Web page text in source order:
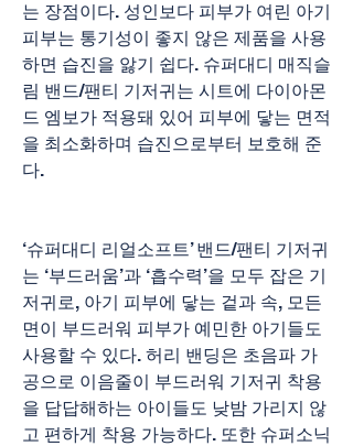
는 장점이다. 성인보다 피부가 여린 아기
피부는 통기성이 좋지 않은 제품을 사용
하면 습진을 앓기 쉽다. 슈퍼대디 매직슬
림 밴드/팬티 기저귀는 시트에 다이아몬
드 엠보가 적용돼 있어 피부에 닿는 면적
을 최소화하며 습진으로부터 보호해 준
다.
‘슈퍼대디 리얼소프트’ 밴드/팬티 기저귀
는 ‘부드러움’과 ‘흡수력’을 모두 잡은 기
저귀로, 아기 피부에 닿는 겉과 속, 모든
면이 부드러워 피부가 예민한 아기들도
사용할 수 있다. 허리 밴딩은 초음파 가
공으로 이음줄이 부드러워 기저귀 착용
을 답답해하는 아이들도 낮밤 가리지 않
고 편하게 착용 가능하다. 또한 슈퍼소닉